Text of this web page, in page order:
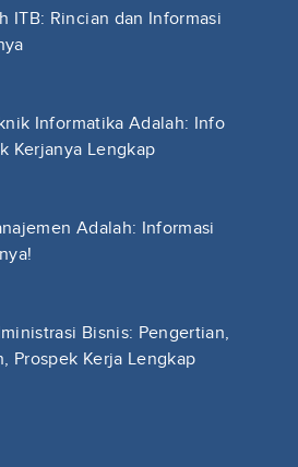
ITB: Rincian dan Informasi
Informatika Adalah: Info
Kerjanya Lengkap
Adalah: Informasi
Bisnis: Pengertian,
Prospek Kerja Lengkap